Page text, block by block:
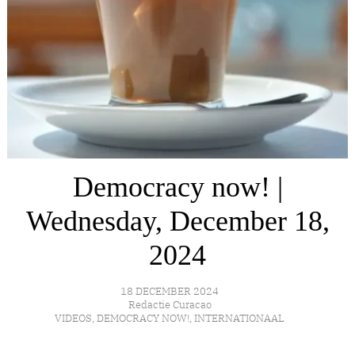
Democracy now! |
Wednesday, December 18,
2024
18 DECEMBER 2024
Redactie Curacao
VIDEOS, DEMOCRACY NOW!, INTERNATIONAAL